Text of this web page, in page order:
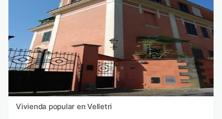
Vivienda popular en Velletri